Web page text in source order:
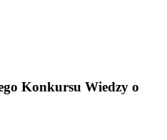
Konkursu Wiedzy o